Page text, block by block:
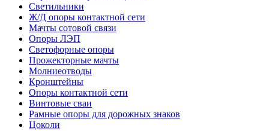
Светильники
Ж/Д опоры контактной сети
Мачты сотовой связи
Опоры ЛЭП
Светофорные опоры
Прожекторные мачты
Молниеотводы
Кронштейны
Опоры контактной сети
Винтовые сваи
Рамные опоры для дорожных знаков
Цоколи